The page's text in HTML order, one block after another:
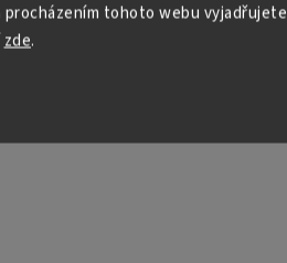
tohoto webu vyjadřujete
zde.